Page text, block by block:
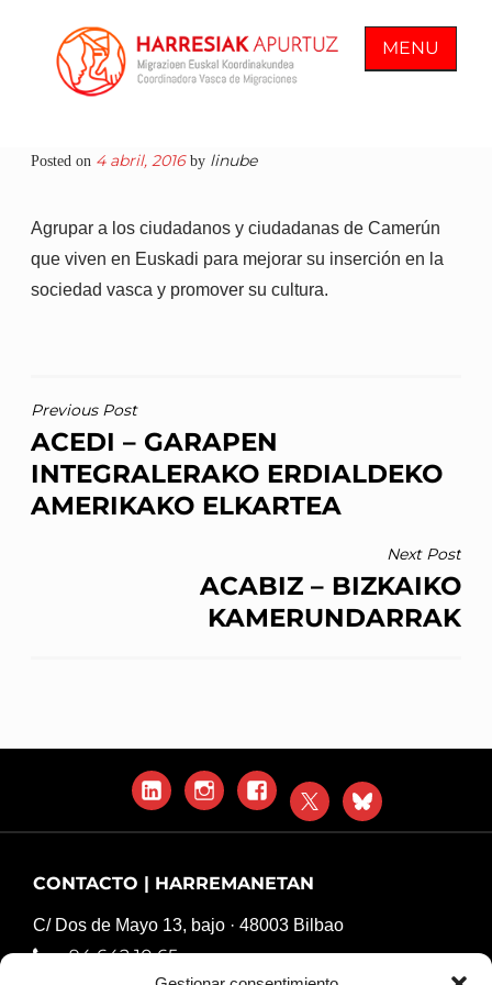
content
reconocida su ciudadanía plena
MENU
Posted on 4 abril, 2016by linube
Agrupar a los ciudadanos y ciudadanas de Camerún
que viven en Euskadi para mejorar su inserción en la
sociedad vasca y promover su cultura.
NAVEGACIÓN
DE
ENTRADAS
Previous Post
ACEDI – GARAPEN
INTEGRALERAKO ERDIALDEKO
AMERIKAKO ELKARTEA
Next Post
ACABIZ – BIZKAIKO
KAMERUNDARRAK
LinkedInInstagramFacebook
X
Blue
Sky
CONTACTO | HARREMANETAN
C/ Dos de Mayo 13, bajo · 48003 Bilbao
94 642 10 65